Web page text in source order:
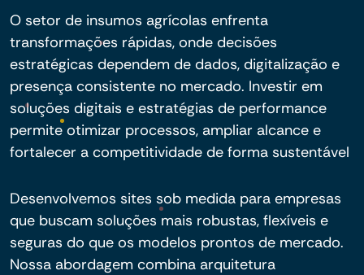
O setor de insumos agrícolas enfrenta
transformações rápidas, onde decisões
estratégicas dependem de dados, digitalização e
presença consistente no mercado. Investir em
soluções digitais e estratégias de performance
permite otimizar processos, ampliar alcance e
fortalecer a competitividade de forma sustentável
Desenvolvemos sites sob medida para empresas
que buscam soluções mais robustas, flexíveis e
seguras do que os modelos prontos de mercado.
Nossa abordagem combina arquitetura